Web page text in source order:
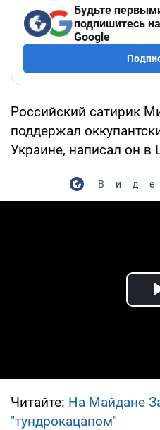
Будьте
подпишитесь
Google
Российский сатирик
поддержал
Украине, написал он в
Читайте: На Майдане
"тундрокацапом"